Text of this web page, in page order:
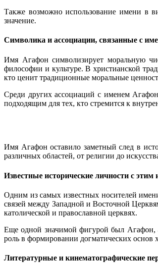
Также возможно использование имени в
значение.
Символика и ассоциации, связанные с
Имя Агафон символизирует моральную
философии и культуре. В христианской
кто ценит традиционные моральные
Среди других ассоциаций с именем
подходящим для тех, кто стремится к
Имя Агафон оставило заметный след в
различных областей, от религии до
Известные исторические личности с этим
Одним из самых известных носителей
связей между Западной и Восточной
католической и православной церквях.
Еще одной значимой фигурой был Агафон,
роль в формировании догматических основ
Литературные и кинематографические